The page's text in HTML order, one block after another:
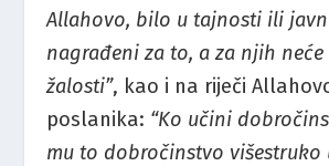
Allahovo, bilo u tajnosti ili
nagrađeni za to, a za njih
žalosti”, kao i na riječi
poslanika: “Ko učini
mu to dobročinstvo višestruko